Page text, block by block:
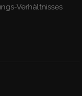
Verhàltnisses